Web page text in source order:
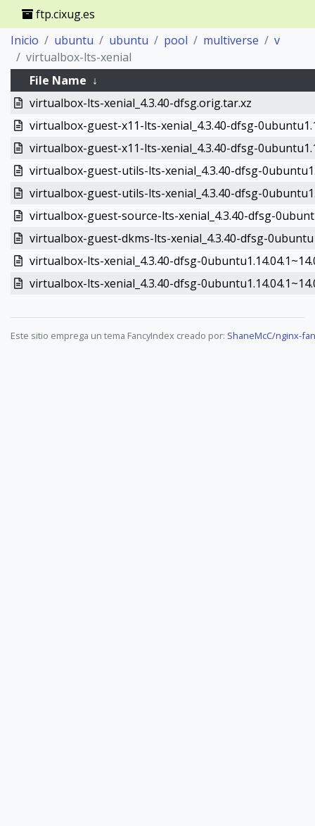
ftp.cixug.es
Inicio
ubuntu ubuntu pool multiverse
v
virtualbox-lts-xenial
File Name ↓
virtualbox-lts-xenial_4.3.40-dfsg.orig.tar.xz
virtualbox-guest-x11-lts-xenial_4.3.40-dfsg-
virtualbox-guest-x11-lts-xenial_4.3.40-dfsg-
virtualbox-guest-utils-lts-xenial_4.3.40-dfsg-
virtualbox-guest-utils-lts-xenial_4.3.40-dfsg-
virtualbox-guest-source-lts-xenial_4.3.40-dfsg-
virtualbox-guest-dkms-lts-xenial_4.3.40-dfsg-
virtualbox-lts-xenial_4.3.40-dfsg-
virtualbox-lts-xenial_4.3.40-dfsg-
Este sitio emprega un tema FancyIndex creado por: ShaneMcC/nginx-